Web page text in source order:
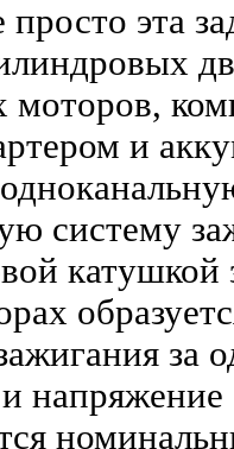
эта
моторов,
и
систему
катушкой
за
напряжение